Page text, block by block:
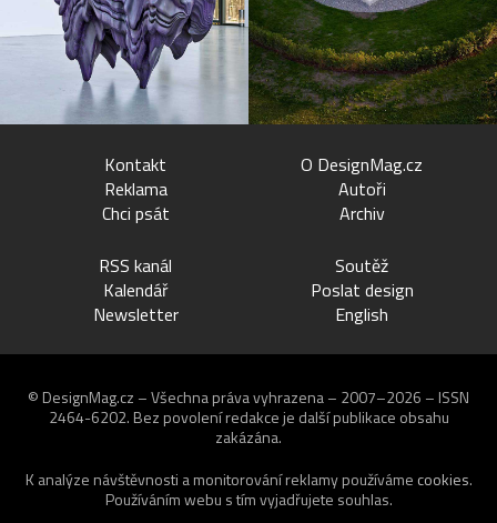
Kontakt
Reklama
Chci psát
O DesignMag.cz
Autoři
Archiv
RSS kanál
Kalendář
Newsletter
Soutěž
Poslat design
English
© DesignMag.cz – Všechna práva vyhrazena – 2007–2026 – ISSN
2464-6202. Bez povolení redakce je další publikace obsahu
zakázána.
K analýze návštěvnosti a monitorování reklamy používáme cookies.
Používáním webu s tím vyjadřujete souhlas.